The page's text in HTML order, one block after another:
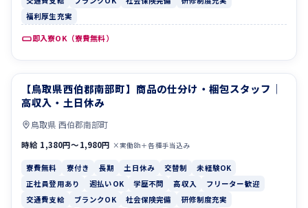
福利厚生充実
即入寮OK（寮費無料）
寮費無料 寮付き
【鳥取県西伯郡南部町】商品の仕分け・梱包スタッフ｜
高収入・土日休み
鳥取県 西伯郡南部町
時給 1,380円〜1,980円 ×実働8h＋各種手当込み
寮費無料 寮付き 長期 土日休み 交替制
未経験OK
正社員登用あり
週払いOK 学歴不問 高収入
フリーター歓迎
交通費支給
ブランクOK 社会保険完備
研修制度充実